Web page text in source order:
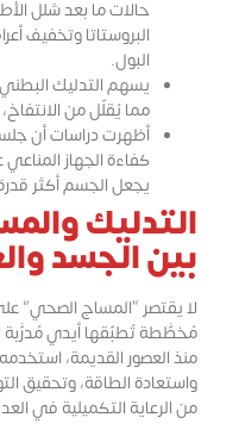
حالات ما بعد شلل
البروستاتا وتخفيف
البول.
يسهم التدليك
مما يُقلّل من
أظهرت دراسات أن
كفاءة الجهاز المناعي
يجعل الجسم أكثر
التدليك
بين الجسد
لا يقتصر “المساج الصحي”
مُخطَّطة تُطبّقها أيدي
منذ العصور القديمة،
واستعادة الطاقة، وتحقيق
من الرعاية التكميلية في